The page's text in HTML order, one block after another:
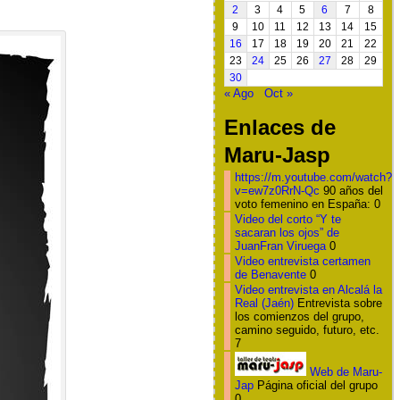
2 3 4 5 6 7
8
9
10 11 12 13 14
15
16
17 18 19 20 21
22
23
24 25 26 27 28
29
30
« Ago Oct »
Enlaces de
Maru-Jasp
https://m.youtube.com/watch?
v=ew7z0RrN-Qc 90 años del
voto femenino en España: 0
Video del corto “Y te
sacaran los ojos” de
JuanFran Viruega0
Video entrevista certamen
de Benavente0
Video entrevista en Alcalá la
Real (Jaén)Entrevista sobre
los comienzos del grupo,
camino seguido, futuro, etc.
7
Web de Maru-
JapPágina oficial del grupo